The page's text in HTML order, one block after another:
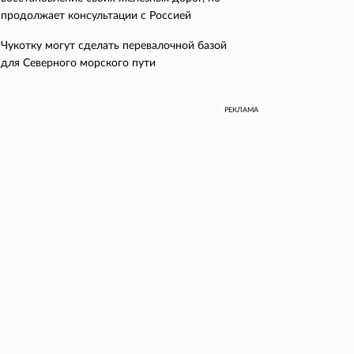
продолжает консультации с Россией
Чукотку могут сделать перевалочной базой
для Северного морского пути
РЕКЛАМА